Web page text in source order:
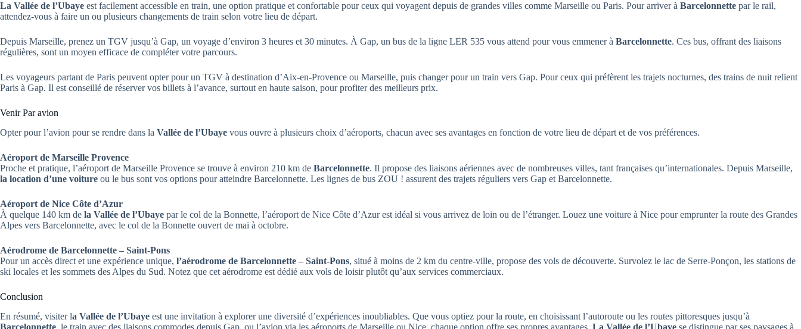
La Vallée de l’Ubaye est facilement accessible en train, une option pratique et confortable pour ceux qui voyagent depuis de grandes villes comme Marseille ou Paris. Pour arriver à Barcelonnette par le rail,
attendez-vous à faire un ou plusieurs changements de train selon votre lieu de départ.
Depuis Marseille, prenez un TGV jusqu’à Gap, un voyage d’environ 3 heures et 30 minutes. À Gap, un bus de la ligne LER 535 vous attend pour vous emmener à Barcelonnette. Ces bus, offrant des liaisons
régulières, sont un moyen efficace de compléter votre parcours.
Les voyageurs partant de Paris peuvent opter pour un TGV à destination d’Aix-en-Provence ou Marseille, puis changer pour un train vers Gap. Pour ceux qui préfèrent les trajets nocturnes, des trains de nuit relient
Paris à Gap. Il est conseillé de réserver vos billets à l’avance, surtout en haute saison, pour profiter des meilleurs prix.
Venir Par avion
Opter pour l’avion pour se rendre dans la Vallée de l’Ubaye vous ouvre à plusieurs choix d’aéroports, chacun avec ses avantages en fonction de votre lieu de départ et de vos préférences.
Aéroport de Marseille Provence
Proche et pratique, l’aéroport de Marseille Provence se trouve à environ 210 km de Barcelonnette. Il propose des liaisons aériennes avec de nombreuses villes, tant françaises qu’internationales. Depuis Marseille,
la location d’une voiture ou le bus sont vos options pour atteindre Barcelonnette. Les lignes de bus ZOU ! assurent des trajets réguliers vers Gap et Barcelonnette.
Aéroport de Nice Côte d’Azur
À quelque 140 km de la Vallée de l’Ubaye par le col de la Bonnette, l’aéroport de Nice Côte d’Azur est idéal si vous arrivez de loin ou de l’étranger. Louez une voiture à Nice pour emprunter la route des Grandes
Alpes vers Barcelonnette, avec le col de la Bonnette ouvert de mai à octobre.
Aérodrome de Barcelonnette – Saint-Pons
Pour un accès direct et une expérience unique, l’aérodrome de Barcelonnette – Saint-Pons, situé à moins de 2 km du centre-ville, propose des vols de découverte. Survolez le lac de Serre-Ponçon, les stations de
ski locales et les sommets des Alpes du Sud. Notez que cet aérodrome est dédié aux vols de loisir plutôt qu’aux services commerciaux.
Conclusion
En résumé, visiter la Vallée de l’Ubaye est une invitation à explorer une diversité d’expériences inoubliables. Que vous optiez pour la route, en choisissant l’autoroute ou les routes pittoresques jusqu’à
Barcelonnette, le train avec des liaisons commodes depuis Gap, ou l’avion via les aéroports de Marseille ou Nice, chaque option offre ses propres avantages. La Vallée de l’Ubaye se distingue par ses paysages à